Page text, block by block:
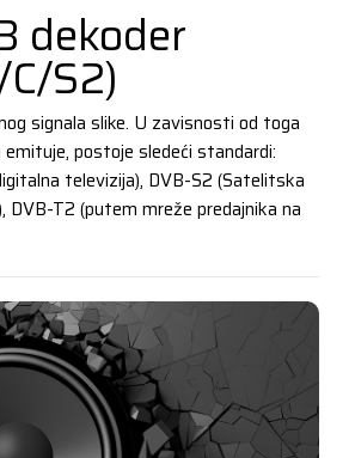
dekoder
S2)
signala slike. U zavisnosti od toga
postoje sledeći standardi:
televizija), DVB-S2 (Satelitska
DVB-T2 (putem mreže predajnika na